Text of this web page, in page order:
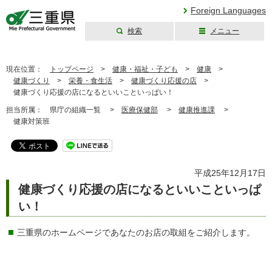
Foreign Languages
検索 メニュー
現在位置： トップページ > 健康・福祉・子ども > 健康 >
健康づくり
> 栄養・食生活 > 健康づくり応援の店 >
健康づくり応援の店になるといいこといっぱい！
担当所属： 県庁の組織一覧 > 医療保健部 > 健康推進課 >
健康対策班
平成25年12月17日
健康づくり応援の店になるといいこといっぱ
い！
三重県のホームページであなたのお店の取組をご紹介します。